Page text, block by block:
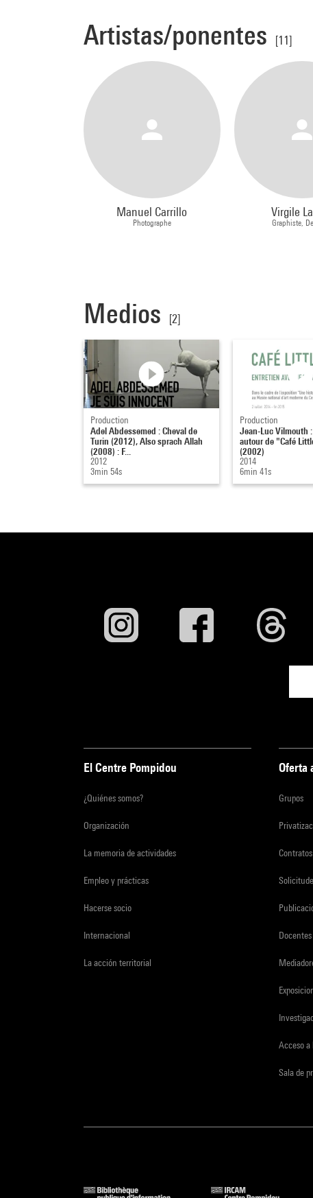
Artistas/ponentes [11]
Manuel Carrillo
Photographe
Virgile
Graphiste,
Medios [2]
Production
Adel Abdessemed : Cheval de
Turin (2012), Also sprach Allah
(2008) : F...
2012
3min 54s
Production
Jean-Luc Vilmouth
autour de "Café
(2002)
2014
6min 41s
El Centre Pompidou
¿Quiénes somos?
Organización
La memoria de actividades
Empleo y prácticas
Hacerse socio
Internacional
La acción territorial
Oferta
Grupos
Docentes
Acceso a
Sala de